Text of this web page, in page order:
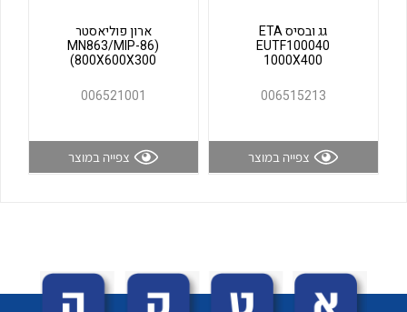
גג ובסיס ETA
EUTF100040
1000X400
006515213
צפייה במוצר
ארון פוליאסטר
(MN863/MIP-86
(800X600X300
006521001
צפייה במוצר